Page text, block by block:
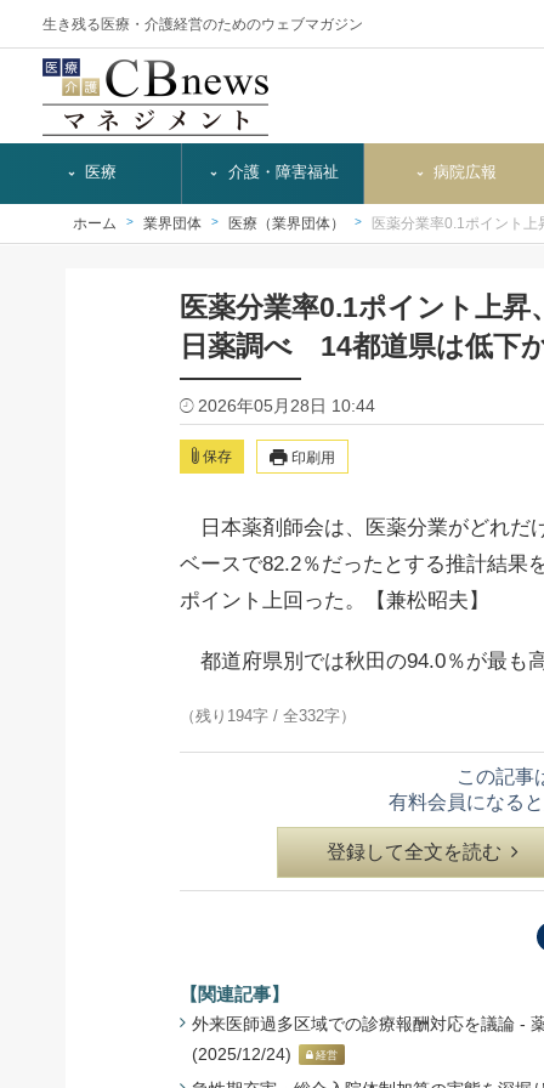
生き残る医療・介護経営のためのウェブマガジン
医療 介護・障害福祉 病院広報
ホーム 業界団体 医療（業界団体） 医薬分業率0.1ポイント
医薬分業率0.1ポイント上昇
日薬調べ 14都道県は低下
2026年05月28日 10:44
保存 印刷用
日本薬剤師会は、医薬分業がどれだ
ベースで82.2％だったとする推計結果
ポイント上回った。【兼松昭夫】
都道府県別では秋田の94.0％が最も
（残り194字 / 全332字）
この記事
有料会員になる
登録して全文を読む
【関連記事】
外来医師過多区域での診療報酬対応を議論 -
(2025/12/24)
経営